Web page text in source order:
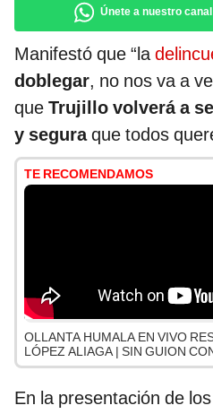
Únete a nuestro
Manifestó que “la
doblegar, no nos va a
que Trujillo volverá a
y seguraque todos
TE RECOMENDAMOS
OLLANTA HUMALA EN VIVO
LÓPEZ ALIAGA | SIN GUION
En la presentación de los